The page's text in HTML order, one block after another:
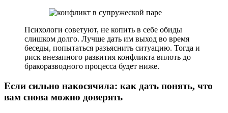
Психологи советуют, не копить в себе обиды
слишком долго. Лучше дать им выход во время
беседы, попытаться разъяснить ситуацию. Тогда и
риск внезапного развития конфликта вплоть до
бракоразводного процесса будет ниже.
Если сильно накосячила: как дать понять, что
вам снова можно доверять